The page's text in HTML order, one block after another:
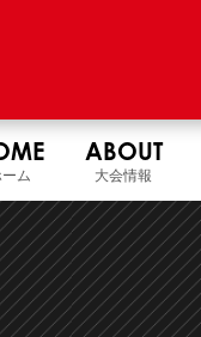
ム
ABOUT
大会情報